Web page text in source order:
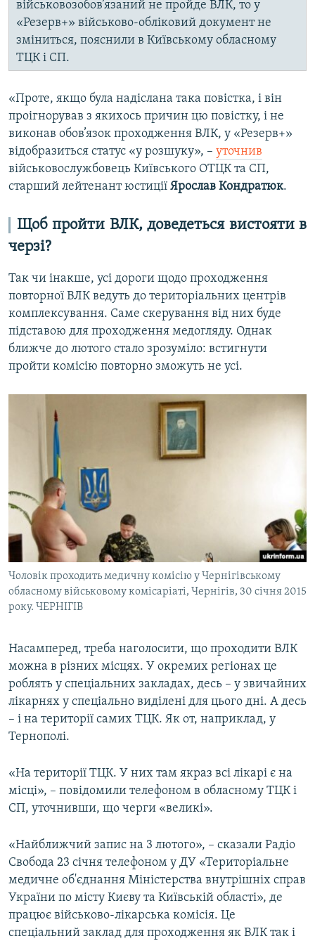
військовозобов’язаний не пройде ВЛК, то у
«Резерв+» військово-обліковий документ не
зміниться, пояснили в Київському обласному
ТЦК і СП.
«Проте, якщо була надіслана така повістка, і він
проігнорував з якихось причин цю повістку, і не
виконав обов’язок проходження ВЛК, у «Резерв+»
відобразиться статус «у розшуку», – уточнив
військовослужбовець Київського ОТЦК та СП,
старший лейтенант юстиції Ярослав Кондратюк.
Щоб пройти ВЛК, доведеться вистояти в
черзі?
Так чи інакше, усі дороги щодо проходження
повторної ВЛК ведуть до територіальних центрів
комплексування. Саме скерування від них буде
підставою для проходження медогляду. Однак
ближче до лютого стало зрозуміло: встигнути
пройти комісію повторно зможуть не усі.
Чоловік проходить медичну комісію у Чернігівському
обласному військовому комісаріаті, Чернігів, 30 січня 2015
року. ЧЕРНІГІВ
Насамперед, треба наголосити, що проходити ВЛК
можна в різних місцях. У окремих регіонах це
роблять у спеціальних закладах, десь – у звичайних
лікарнях у спеціально виділені для цього дні. А десь
– і на території самих ТЦК. Як от, наприклад, у
Тернополі.
«На території ТЦК. У них там якраз всі лікарі є на
місці», – повідомили телефоном в обласному ТЦК і
СП, уточнивши, що черги «великі».
«Найближчий запис на 3 лютого», – сказали Радіо
Свобода 23 січня телефоном у ДУ «Територіальне
медичне об'єднання Міністерства внутрішніх справ
України по місту Києву та Київській області», де
працює військово-лікарська комісія. Це
спеціальний заклад для проходження як ВЛК так і